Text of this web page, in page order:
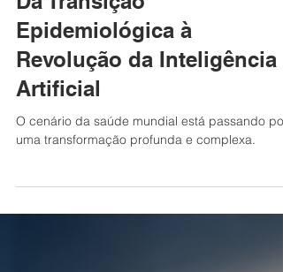
O Futuro da Saúde Global:
Da Transição
Epidemiológica à
Revolução da Inteligência
Artificial